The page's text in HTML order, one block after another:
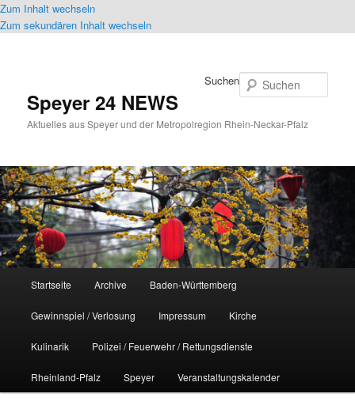
Zum Inhalt wechseln
Zum sekundären Inhalt wechseln
Speyer 24 NEWS
Aktuelles aus Speyer und der Metropolregion Rhein-Neckar-Pfalz
Suchen
Startseite Archive Baden-Württemberg
Gewinnspiel / Verlosung Impressum Kirche
Kulinarik Polizei / Feuerwehr / Rettungsdienste
Rheinland-Pfalz Speyer Veranstaltungskalender